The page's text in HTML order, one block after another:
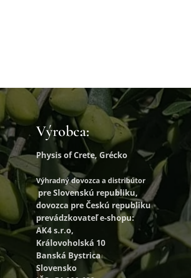
Výrobca:
Physis of Crete, Grécko
Výhradný dovozca a distribútor
pre Slovenskú republiku,
dovozca pre Českú republiku
prevádzkovateľ e-shopu:
AK4 s.r.o,
Královoholská 10
Banská Bystrica
Slovensko